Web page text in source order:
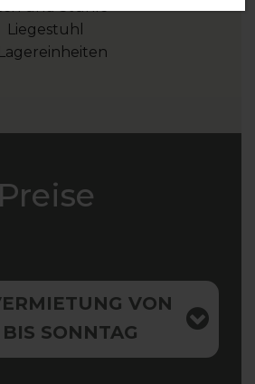
Liegestuhl
Preise
VON
SONNTAG